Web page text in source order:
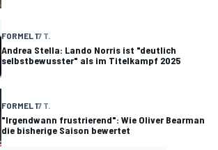
FORMEL 17 T.
Andrea Stella: Lando Norris ist "deutlich
selbstbewusster" als im Titelkampf 2025
FORMEL 17 T.
"Irgendwann frustrierend": Wie Oliver Bearman
die bisherige Saison bewertet